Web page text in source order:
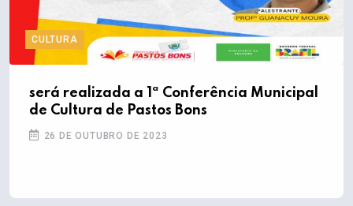
CULTURA
será realizada a 1ª Conferência Municipal
de Cultura de Pastos Bons
26 DE OUTUBRO DE 2023